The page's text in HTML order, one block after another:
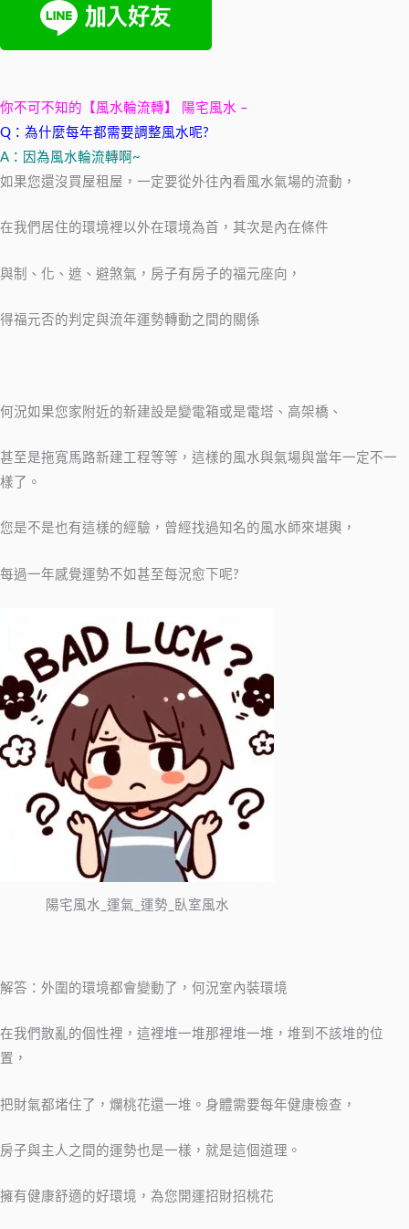
​你不可不知的【風水輪流轉】​ 陽宅風水 –
Q：為什麼每年都需要調整風水呢?
A：因為風水輪流轉啊~
如果您還沒買屋租屋，一定要從外往內看風水氣場的流動，
在我們居住的環境裡以外在環境為首，其次是內在條件
與制、化、遮、避煞氣，房子有房子的福元座向，
得福元否的判定與流年運勢轉動之間的關係
何況如果您家附近的新建設是變電箱或是電塔、高架橋、
甚至是拖寬馬路新建工程等等，這樣的風水與氣場與當年一定不一
樣了。
您是不是也有這樣的經驗，曾經找過知名的風水師來堪輿，
每過一年感覺運勢不如甚至每況愈下呢?
陽宅風水_運氣_運勢_臥室風水
解答：外圍的環境都會變動了，何況室內裝環境
在我們散亂的個性裡，這裡堆一堆那裡堆一堆，堆到不該堆的位
置，
把財氣都堵住了，爛桃花還一堆。身體需要每年健康檢查，
房子與主人之間的運勢也是一樣，就是這個道理。
擁有健康舒適的好環境，為您開運招財招桃花